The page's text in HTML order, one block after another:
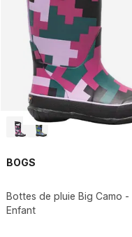
BOGS
Bottes de pluie Big Camo -
Enfant